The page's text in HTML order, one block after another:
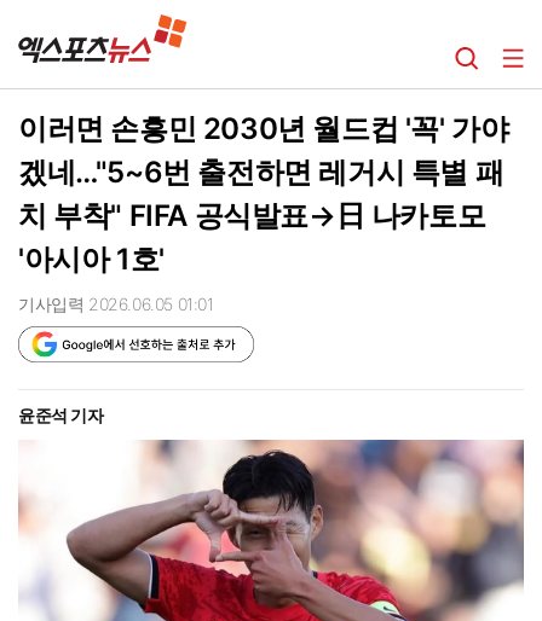
이러면 손흥민 2030년 월드컵 '꼭' 가야
겠네…"5~6번 출전하면 레거시 특별 패
치 부착" FIFA 공식발표→日 나카토모
'아시아 1호'
기사입력 2026.06.05 01:01
윤준석 기자